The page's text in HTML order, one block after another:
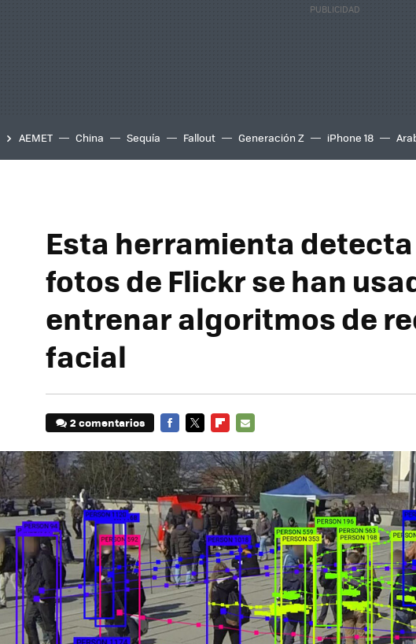
AEMET China Sequía Fallout Generación Z iPhone 18
Esta herramienta
fotos de Flickr se han
entrenar algoritmos de
facial
2 comentarios
MAIL